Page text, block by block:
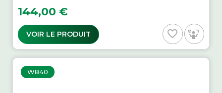
Prix
144,00 €
VOIR LE PRODUIT favorite_border
W840